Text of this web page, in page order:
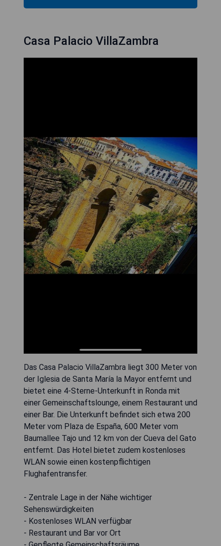
Casa Palacio VillaZambra
Das Casa Palacio VillaZambra liegt 300 Meter von
der Iglesia de Santa María la Mayor entfernt und
bietet eine 4-Sterne-Unterkunft in Ronda mit
einer Gemeinschaftslounge, einem Restaurant und
einer Bar. Die Unterkunft befindet sich etwa 200
Meter vom Plaza de España, 600 Meter vom
Baumallee Tajo und 12 km von der Cueva del Gato
entfernt. Das Hotel bietet zudem kostenloses
WLAN sowie einen kostenpflichtigen
Flughafentransfer.
- Zentrale Lage in der Nähe wichtiger
Sehenswürdigkeiten
- Kostenloses WLAN verfügbar
- Restaurant und Bar vor Ort